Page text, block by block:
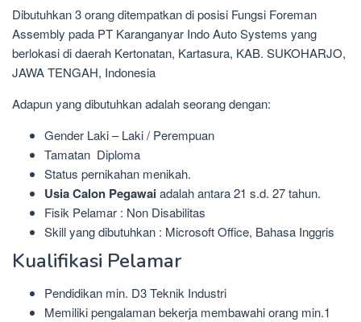
Dibutuhkan 3 orang ditempatkan di posisi Fungsi Foreman
Assembly pada PT Karanganyar Indo Auto Systems yang
berlokasi di daerah Kertonatan, Kartasura, KAB. SUKOHARJO,
JAWA TENGAH, Indonesia
Adapun yang dibutuhkan adalah seorang dengan:
Gender Laki – Laki / Perempuan
Tamatan Diploma
Status pernikahan menikah.
Usia Calon Pegawaiadalah antara 21 s.d. 27 tahun.
Fisik Pelamar : Non Disabilitas
Skill yang dibutuhkan : Microsoft Office, Bahasa Inggris
Kualifikasi Pelamar
Pendidikan min. D3 Teknik Industri
Memiliki pengalaman bekerja membawahi orang min.1